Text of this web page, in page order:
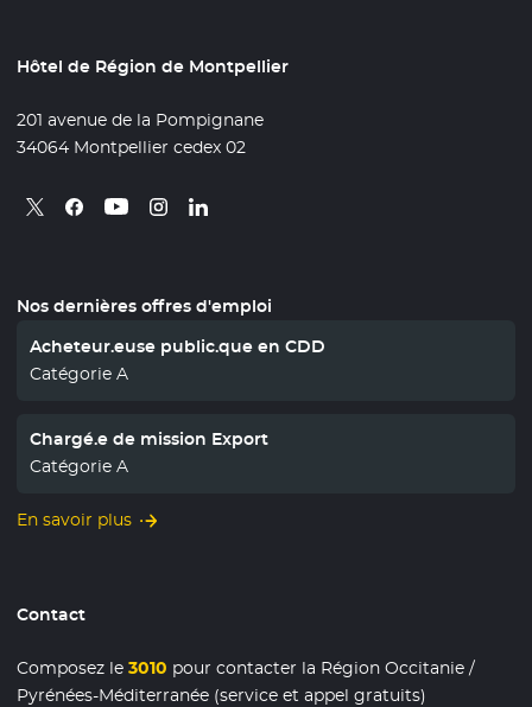
Hôtel de Région de Montpellier
201 avenue de la Pompignane
34064 Montpellier cedex 02
Retrouvez nous sur X
- Nouvelle fenêtre
Retrouvez nous sur Facebook
- Nouvelle fenêtre
Retrouvez nous sur Youtube
- Nouvelle fenêtre
Retrouvez nous sur Instagram
- Nouvelle fenêtre
Retrouvez nous sur Linkedin
- Nouvelle fenêtre
Nos dernières offres d'emploi
Acheteur.euse public.que en CDD
Catégorie A
Chargé.e de mission Export
Catégorie A
En savoir plus
Contact
Composez le3010 pour contacter la Région Occitanie /
Pyrénées-Méditerranée (service et appel gratuits)